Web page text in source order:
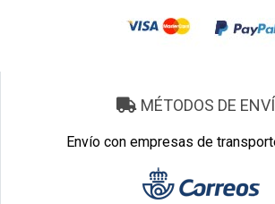
MÉTODOS DE
Envío con empresas de